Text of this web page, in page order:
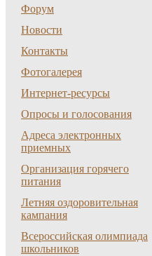
Форум
Новости
Контакты
Фотогалерея
Интернет-ресурсы
Опросы и голосования
Адреса электронных
приемных
Организация горячего
питания
Летняя оздоровительная
кампания
Всероссийская олимпиада
школьников